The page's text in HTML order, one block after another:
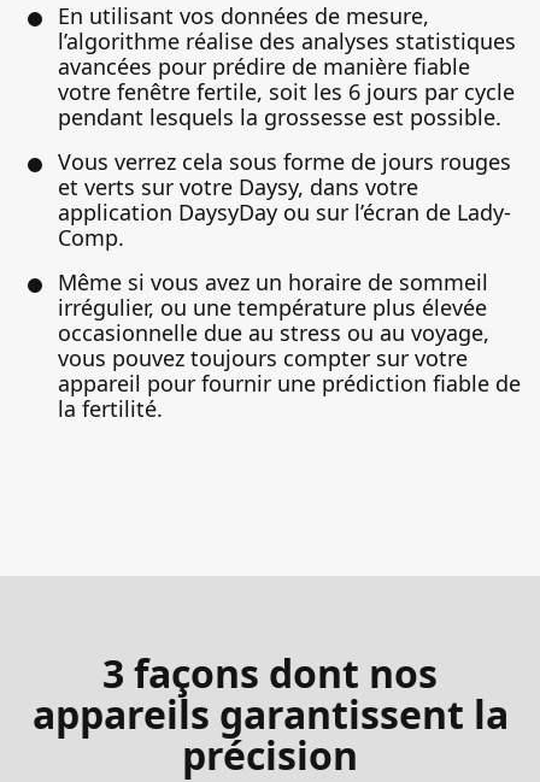
En utilisant vos données de mesure,
l’algorithme réalise des analyses statistiques
avancées pour prédire de manière fiable
votre fenêtre fertile, soit les 6 jours par cycle
pendant lesquels la grossesse est possible.
Vous verrez cela sous forme de jours rouges
et verts sur votre Daysy, dans votre
application DaysyDay ou sur l’écran de Lady-
Comp.
Même si vous avez un horaire de sommeil
irrégulier, ou une température plus élevée
occasionnelle due au stress ou au voyage,
vous pouvez toujours compter sur votre
appareil pour fournir une prédiction fiable de
la fertilité.
3 façons dont nos
appareils garantissent la
précision